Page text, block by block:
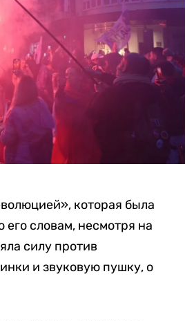
которая была
словам, несмотря на
силу против
и звуковую пушку, о